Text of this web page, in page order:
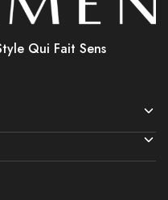
Qui Fait Sens